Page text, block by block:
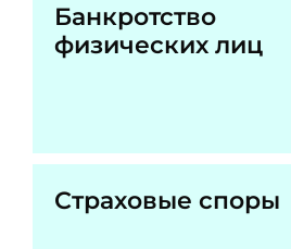
Банкротство
физических лиц
Страховые споры